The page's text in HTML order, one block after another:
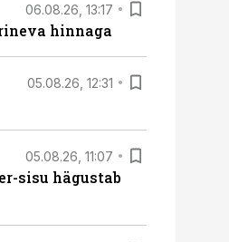
06.08.26, 13:17
hinnaga
05.08.26, 12:31
05.08.26, 11:07
sisu hägustab